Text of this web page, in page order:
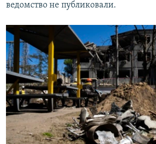
ведомство не публиковали.